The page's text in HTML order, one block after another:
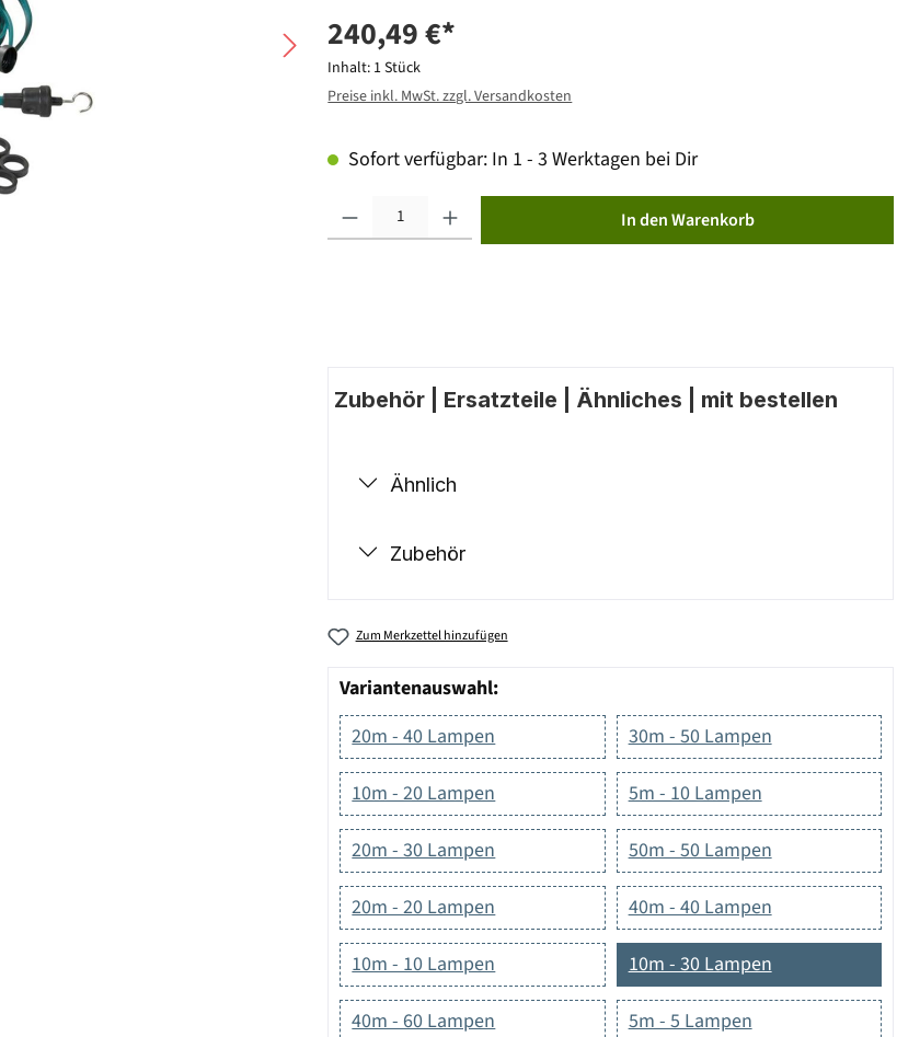
240,49 €*
Inhalt: 1 Stück
Preise inkl. MwSt. zzgl. Versandkosten
Sofort verfügbar: In 1 - 3 Werktagen bei Dir
In den Warenkorb
Zubehör | Ersatzteile | Ähnliches | mit bestellen
Ähnlich
Zubehör
Zum Merkzettel hinzufügen
Variantenauswahl:
20m - 40 Lampen
30m - 50 Lampen
10m - 20 Lampen 5m - 10 Lampen
20m - 30 Lampen 50m - 50 Lampen
20m - 20 Lampen 40m - 40 Lampen
10m - 10 Lampen 10m - 30 Lampen
40m - 60 Lampen 5m - 5 Lampen